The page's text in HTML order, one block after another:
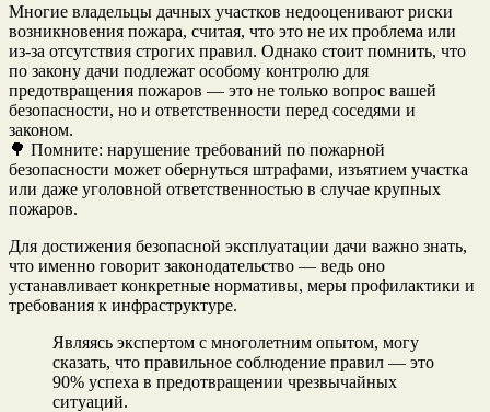
Многие владельцы дачных участков недооценивают риски
возникновения пожара, считая, что это не их проблема или
из-за отсутствия строгих правил. Однако стоит помнить, что
по закону дачи подлежат особому контролю для
предотвращения пожаров — это не только вопрос вашей
безопасности, но и ответственности перед соседями и
законом.
🌳 Помните: нарушение требований по пожарной
безопасности может обернуться штрафами, изъятием участка
или даже уголовной ответственностью в случае крупных
пожаров.
Для достижения безопасной эксплуатации дачи важно знать,
что именно говорит законодательство — ведь оно
устанавливает конкретные нормативы, меры профилактики и
требования к инфраструктуре.
Являясь экспертом с многолетним опытом, могу
сказать, что правильное соблюдение правил — это
90% успеха в предотвращении чрезвычайных
ситуаций.